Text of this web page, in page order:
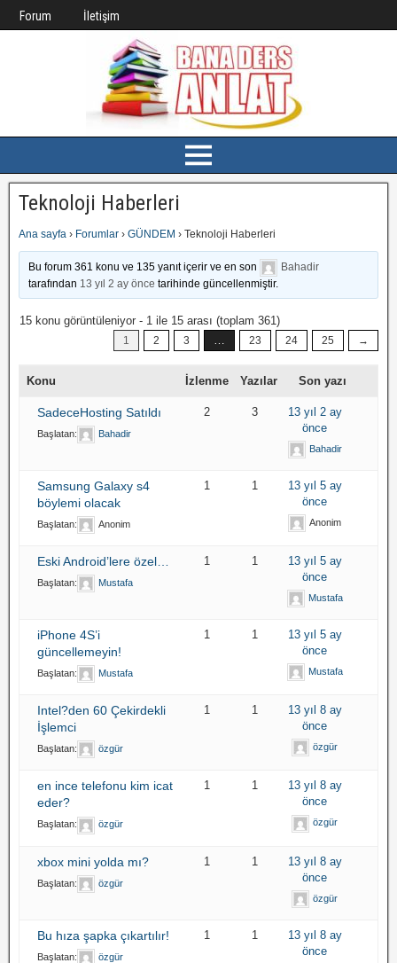
Forum İletişim
Teknoloji Haberleri
Ana sayfa › Forumlar › GÜNDEM › Teknoloji Haberleri
Bu forum 361 konu ve 135 yanıt içerir ve en son
Bahadir
tarafından 13 yıl 2 ay önce tarihinde güncellenmiştir.
15 konu görüntüleniyor - 1 ile 15 arası (toplam 361)
1 2 3 … 23 24 25 →
Konu İzlenme Yazılar Son yazı
SadeceHosting Satıldı
Başlatan: Bahadir
2 3
13 yıl 2 ay
önce
Bahadir
Samsung Galaxy s4
böylemi olacak
Başlatan: Anonim
1 1
13 yıl 5 ay
önce
Anonim
Eski Android’lere özel…
Başlatan: Mustafa
1 1
13 yıl 5 ay
önce
Mustafa
iPhone 4S’i
güncellemeyin!
Başlatan: Mustafa
1 1
13 yıl 5 ay
önce
Mustafa
Intel?den 60 Çekirdekli
İşlemci
Başlatan: özgür
1 1
13 yıl 8 ay
önce
özgür
en ince telefonu kim icat
eder?
Başlatan: özgür
1 1
13 yıl 8 ay
önce
özgür
xbox mini yolda mı?
Başlatan: özgür
1 1
13 yıl 8 ay
önce
özgür
Bu hıza şapka çıkartılır!
Başlatan: özgür
1 1
13 yıl 8 ay
önce